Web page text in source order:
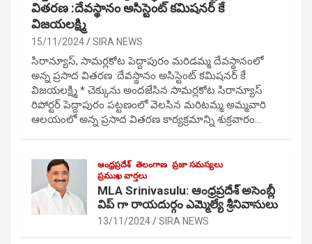
వితరణ :దేవస్థానం అసిస్టెంట్ కమిషనర్ కే
విజయలక్ష్మి
15/11/2024 SIRA NEWS
సిరాన్యూస్, సామర్లకోట పెద్దాపురం మరిడమ్మ దేవస్థానంలో
అన్న ప్రసాద వితరణ :దేవస్థానం అసిస్టెంట్ కమిషనర్ కే
విజయలక్ష్మి * చెక్కును అందజేసిన సామర్లకోట సిరాన్యూస్
రిపోర్టర్ పెద్దాపురం పట్టణంలో వెలసిన మరిటమ్మ అమ్మవారి
ఆలయంలో అన్న ప్రసాద వితరణ కార్యక్రమాన్ని శుక్రవారం…
ఆంధ్రప్రదేశ్ తెలంగాణ ప్రజా సమస్యలు
ప్రముఖ వార్తలు
MLA Srinivasulu: ఆంధ్రప్రదేశ్ అసెంబ్లీ
విప్ గా రాయదుర్గం ఎమ్మెల్యే శ్రీనివాసులు
13/11/2024 SIRA NEWS